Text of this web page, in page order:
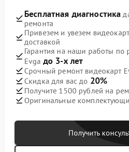
Бесплатная диагностика
ремонта
Привезем и увезем
доставкой
Гарантия на наши работы по
Evga до 3-х лет
Срочный ремонт видеокарт
Скидка для вас до 20%
Получите 1500 рублей на
Оригинальные
Получить